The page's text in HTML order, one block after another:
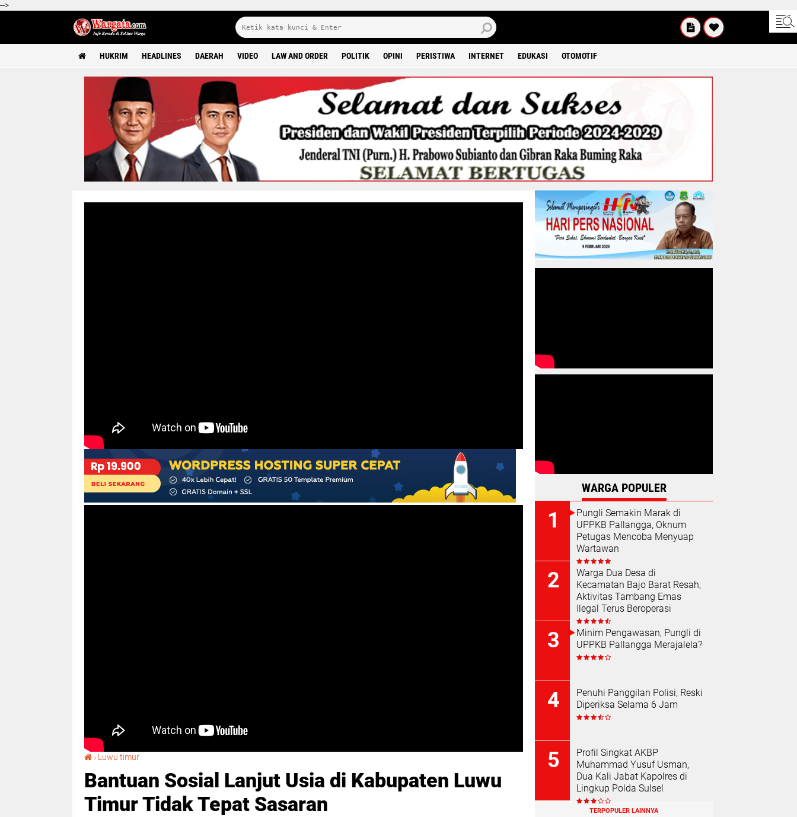
-->
HUKRIM HEADLINES DAERAH VIDEO LAW AND ORDER POLITIK OPINI PERISTIWA INTERNET EDUKASI OTOMOTIF
› Luwu timur
Bantuan Sosial Lanjut Usia di Kabupaten Luwu
Timur Tidak Tepat Sasaran
WARGA POPULER
Pungli Semakin Marak di
UPPKB Pallangga, Oknum
Petugas Mencoba Menyuap
Wartawan
Warga Dua Desa di
Kecamatan Bajo Barat Resah,
Aktivitas Tambang Emas
Ilegal Terus Beroperasi
Minim Pengawasan, Pungli di
UPPKB Pallangga Merajalela?
Penuhi Panggilan Polisi, Reski
Diperiksa Selama 6 Jam
Profil Singkat AKBP
Muhammad Yusuf Usman,
Dua Kali Jabat Kapolres di
Lingkup Polda Sulsel
TERPOPULER LAINNYA